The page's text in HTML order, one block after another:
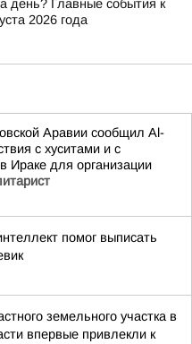
день? Главные события к
2026 года
Аравии сообщил Al-
с хуситами и с
Ираке для организации
помог выписать
земельного участка в
впервые привлекли к